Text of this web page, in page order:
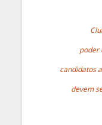
poder
candidatos
devem